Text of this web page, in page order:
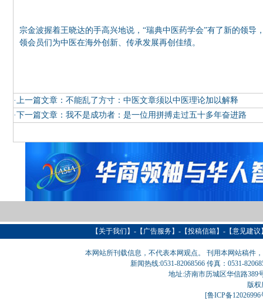
宗金波握着王晓达的手高兴地说，“瑞典中医药学会”有了新的领
领会员们为中医在海外创新、传承发展再创佳绩。
·上一篇文章： 不能乱了方寸：中医文章须以中医理论加以解释
·下一篇文章： 我不是成功者：是一位用拼搏走过五十多年奋进路
【 关于我们 】-【 广告服务】-【投稿信箱】-【意见建
本网站所刊载信息，不代表本网观点。 刊用本网站稿件
新闻热线:0531-82068566 传真：0531-
地址:济南市历城区华信路389
版
[鲁ICP备12026996